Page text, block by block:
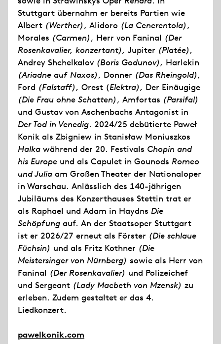
Stuttgart übernahm er bereits Partien wie
Albert (Werther), Alidoro (La Cenerentola),
Morales (Carmen), Herr von Faninal (Der
Rosenkavalier, konzertant), Jupiter (Platée),
Andrey Shchelkalov (Boris Godunov), Harlekin
(Ariadne auf Naxos), Donner (Das Rheingold),
Ford (Falstaff), Orest (Elektra), Der Einäugige
(Die Frau ohne Schatten), Amfortas (Parsifal)
und Gustav von Aschenbachs Antagonist in
Der Tod in Venedig. 2024/25 debütierte Paweł
Konik als Zbigniew in Stanisław Moniuszkos
Halka während der 20. Festivals Chopin and
his Europe und als Capulet in Gounods Romeo
und Julia am Großen Theater der Nationaloper
in Warschau. Anlässlich des 140-jährigen
Jubiläums des Konzerthauses Stettin trat er
als Raphael und Adam in Haydns Die
Schöpfung auf. An der Staatsoper Stuttgart
ist er 2026/27 erneut als Förster (Die schlaue
Füchsin) und als Fritz Kothner (Die
Meistersinger von Nürnberg) sowie als Herr von
Faninal (Der Rosenkavalier) und Polizeichef
und Sergeant (Lady Macbeth von Mzensk) zu
erleben. Zudem gestaltet er das 4.
Liedkonzert.
pawelkonik.com